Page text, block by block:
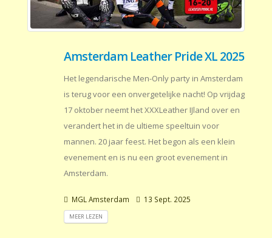
Amsterdam Leather Pride XL 2025
Het legendarische Men-Only party in Amsterdam
is terug voor een onvergetelijke nacht! Op vrijdag
17 oktober neemt het XXXLeather IJland over en
verandert het in de ultieme speeltuin voor
mannen. 20 jaar feest. Het begon als een klein
evenement en is nu een groot evenement in
Amsterdam.
MGL Amsterdam 13 Sept. 2025
MEER LEZEN